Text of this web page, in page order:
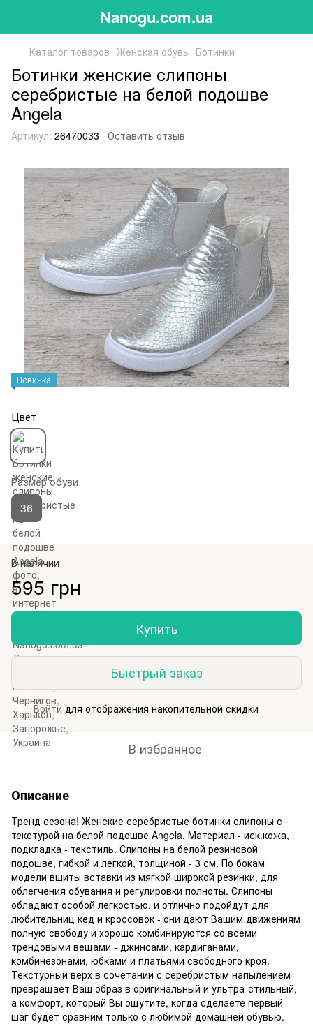
Nanogu.com.ua
Каталог товаров Женская обувь Ботинки
Ботинки женские слипоны
серебристые на белой подошве
Angela
Артикул: 26470033 Оставить отзыв
Новинка
Цвет
Размер обуви
36
В наличии
595 грн
Купить
Быстрый заказ
% Войти для отображения накопительной скидки
В избранное
Описание
Тренд сезона! Женские серебристые ботинки слипоны с
текстурой на белой подошве Angela. Материал - иск.кожа,
подкладка - текстиль. Слипоны на белой резиновой
подошве, гибкой и легкой, толщиной - 3 см. По бокам
модели вшиты вставки из мягкой широкой резинки, для
облегчения обувания и регулировки полноты. Слипоны
обладают особой легкостью, и отлично подойдут для
любительниц кед и кроссовок - они дают Вашим движениям
полную свободу и хорошо комбинируются со всеми
трендовыми вещами - джинсами, кардиганами,
комбинезонами, юбками и платьями свободного кроя.
Текстурный верх в сочетании с серебристым напылением
превращает Ваш образ в оригинальный и ультра-стильный,
а комфорт, который Вы ощутите, когда сделаете первый
шаг будет сравним только с любимой домашней обувью.